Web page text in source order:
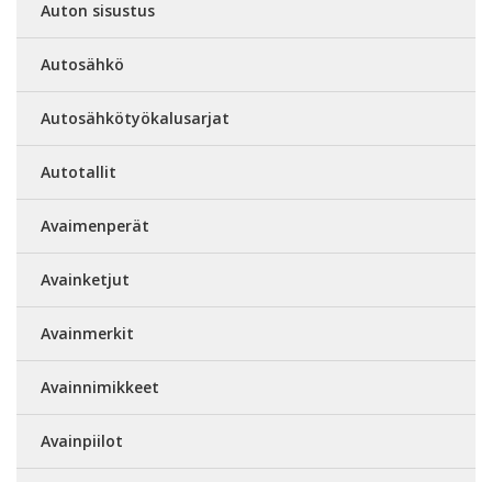
Auton sisustus
Autosähkö
Autosähkötyökalusarjat
Autotallit
Avaimenperät
Avainketjut
Avainmerkit
Avainnimikkeet
Avainpiilot